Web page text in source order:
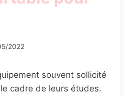
2022
souvent sollicité
cadre de leurs études.